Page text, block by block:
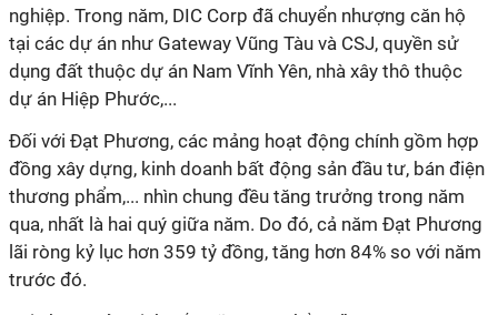
nghiệp. Trong năm, DIC Corp đã chuyển nhượng căn hộ
tại các dự án như Gateway Vũng Tàu và CSJ, quyền sử
dụng đất thuộc dự án Nam Vĩnh Yên, nhà xây thô thuộc
dự án Hiệp Phước,...
Đối với Đạt Phương, các mảng hoạt động chính gồm hợp
đồng xây dựng, kinh doanh bất động sản đầu tư, bán điện
thương phẩm,... nhìn chung đều tăng trưởng trong năm
qua, nhất là hai quý giữa năm. Do đó, cả năm Đạt Phương
lãi ròng kỷ lục hơn 359 tỷ đồng, tăng hơn 84% so với năm
trước đó.